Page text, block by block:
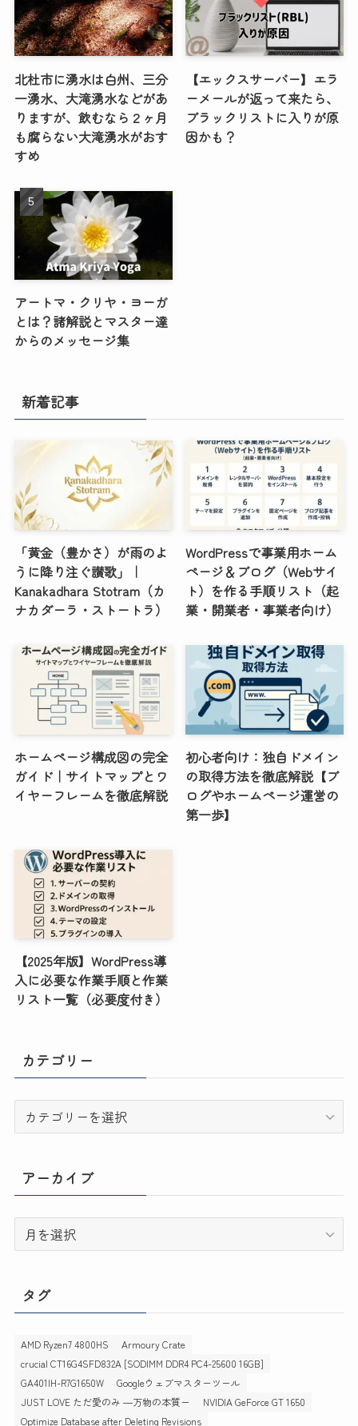
北杜市に湧水は白州、三分
一湧水、大滝湧水などがあ
りますが、飲むなら２ヶ月
も腐らない大滝湧水がおす
すめ
【エックスサーバー】エラ
ーメールが返って来たら、
ブラックリストに入りが原
因かも？
アートマ・クリヤ・ヨーガ
とは？諸解説とマスター達
からのメッセージ集
新着記事
「黄金（豊かさ）が雨のよ
うに降り注ぐ讃歌」｜
Kanakadhara Stotram（カ
ナカダーラ・ストートラ）
WordPressで事業用ホーム
ページ＆ブログ（Webサイ
ト）を作る手順リスト（起
業・開業者・事業者向け）
ホームページ構成図の完全
ガイド｜サイトマップとワ
イヤーフレームを徹底解説
初心者向け：独自ドメイン
の取得方法を徹底解説【ブ
ログやホームページ運営の
第一歩】
【2025年版】WordPress導
入に必要な作業手順と作業
リスト一覧（必要度付き）
カテゴリー
テ
リ
ー
アーカイブ
ー
ブ
タグ
AMD Ryzen7 4800HS
Armoury Crate
crucial CT16G4SFD832A [SODIMM DDR4 PC4-25600 16GB]
GA401IH-R7G1650W
Googleウェブマスターツール
JUST LOVE ただ愛のみ ―万物の本質ー
NVIDIA GeForce GT 1650
Optimize Database after Deleting Revisions